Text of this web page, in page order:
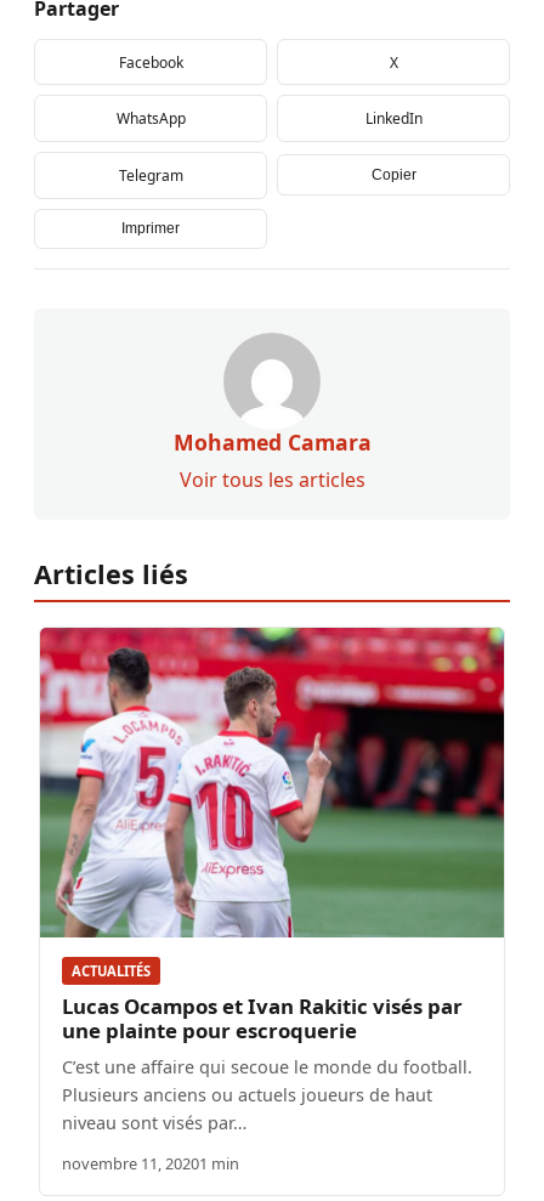
Partager
Facebook X
WhatsApp LinkedIn
Telegram Copier
Imprimer
Mohamed Camara
Voir tous les articles
Articles liés
ACTUALITÉS
Lucas Ocampos et Ivan Rakitic visés par
une plainte pour escroquerie
C’est une affaire qui secoue le monde du football.
Plusieurs anciens ou actuels joueurs de haut
niveau sont visés par…
novembre 11, 20201 min